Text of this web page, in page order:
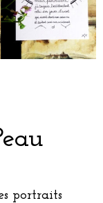
portraits